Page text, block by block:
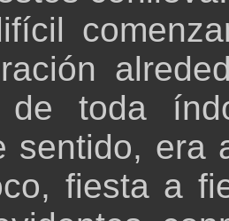
de toda
sentido, era
fiesta a